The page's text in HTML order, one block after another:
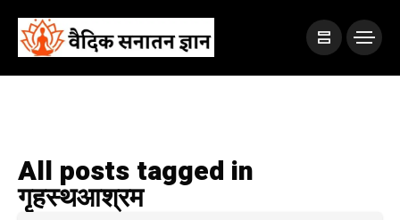
All posts tagged in
गृहस्थआश्रम